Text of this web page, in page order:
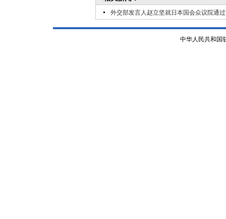
外交部发言人赵立坚就日本国会众议院通
中华人民共和国